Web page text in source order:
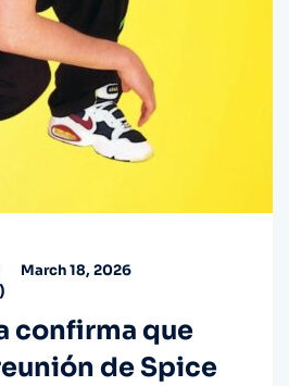
March 18, 2026
)
confirma que
de Spice